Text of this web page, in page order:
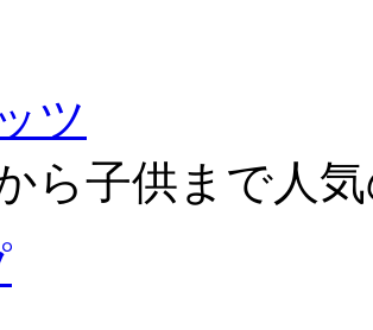
ツ
ら子供まで人